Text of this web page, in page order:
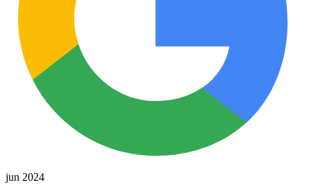
jun 2024